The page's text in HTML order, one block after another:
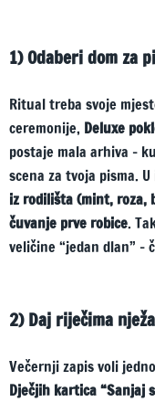
1) Odaberi dom za
Ritual treba svoje
ceremonije, Deluxe
postaje mala arhiva –
scena za tvoja pisma.
iz rodilišta (mint, roza,
čuvanje prve robice.
veličine “jedan dlan” –
2) Daj riječima
Večernji zapis voli
Dječjih kartica “Sanjaj